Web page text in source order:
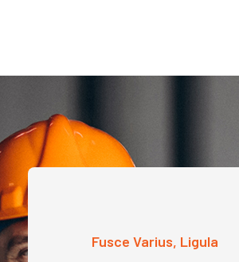
Fusce Varius, Ligula